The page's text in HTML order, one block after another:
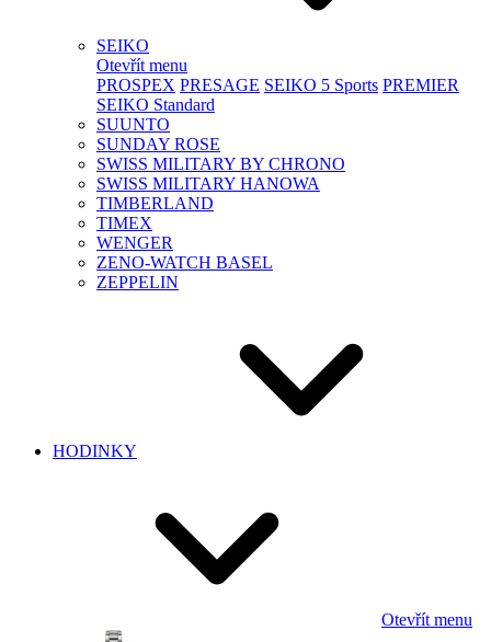
SEIKO
Otevřít menu
PROSPEX PRESAGE SEIKO 5 Sports PREMIER
SEIKO Standard
SUUNTO
SUNDAY ROSE
SWISS MILITARY BY CHRONO
SWISS MILITARY HANOWA
TIMBERLAND
TIMEX
WENGER
ZENO-WATCH BASEL
ZEPPELIN
HODINKY
Otevřít menu